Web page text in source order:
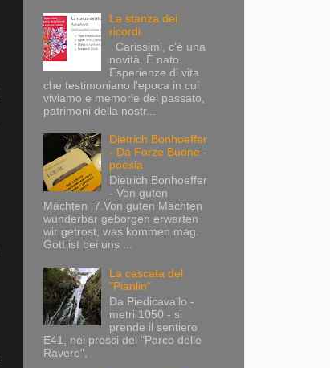
La stanza dei
ricordi
Carissimi, c’è una
novità. È nato.
Esperienze di vita
che testimoniano l’epoca in cui
viviamo e memorie del passato,
patrimoni della nostr...
Dietrich Bonhoeffer
- Da Forze Buone -
poesia
Dietrich Bonhoeffer
- Von guten
Mächten 7.Von guten Mächten
wunderbar geborgen erwarten
wir getrost, was kommen mag.
Gott ist bei uns ...
La cascata del
"Pianlin"
Da Piedicavallo -
metri 1050 - si
prende il sentiero
E41, nei pressi del "Parco delle
Ravere",